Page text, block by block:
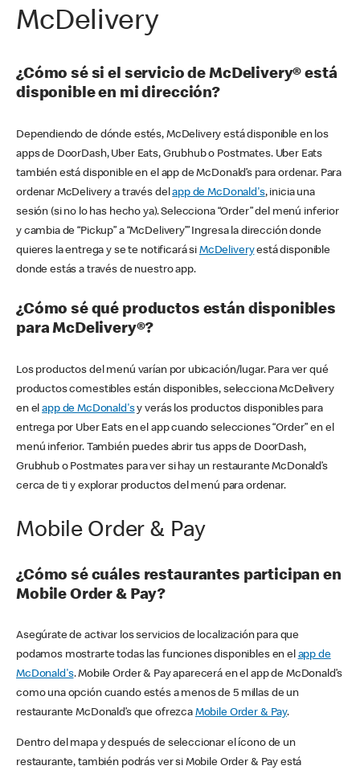
McDelivery
¿Cómo sé si el servicio de McDelivery® está
disponible en mi dirección?
Dependiendo de dónde estés, McDelivery está disponible en los
apps de DoorDash, Uber Eats, Grubhub o Postmates. Uber Eats
también está disponible en el app de McDonald’s para ordenar. Para
ordenar McDelivery a través delapp de McDonald's, inicia una
sesión (si no lo has hecho ya). Selecciona “Order” del menú inferior
y cambia de “Pickup” a “McDelivery’” Ingresa la dirección donde
quieres la entrega y se te notificará si McDeliveryestá disponible
donde estás a través de nuestro app.
¿Cómo sé qué productos están disponibles
para McDelivery®?
Los productos del menú varían por ubicación/lugar. Para ver qué
productos comestibles están disponibles, selecciona McDelivery
en elapp de McDonald'sy verás los productos disponibles para
entrega por Uber Eats en el app cuando selecciones “Order” en el
menú inferior. También puedes abrir tus apps de DoorDash,
Grubhub o Postmates para ver si hay un restaurante McDonald’s
cerca de ti y explorar productos del menú para ordenar.
Mobile Order & Pay
¿Cómo sé cuáles restaurantes participan en
Mobile Order & Pay?
Asegúrate de activar los servicios de localización para que
podamos mostrarte todas las funciones disponibles en el app de
McDonald's. Mobile Order & Pay aparecerá en el app de McDonald’s
como una opción cuando estés a menos de 5 millas de un
restaurante McDonald’s que ofrezca Mobile Order & Pay.
Dentro del mapa y después de seleccionar el ícono de un
restaurante, también podrás ver si Mobile Order & Pay está